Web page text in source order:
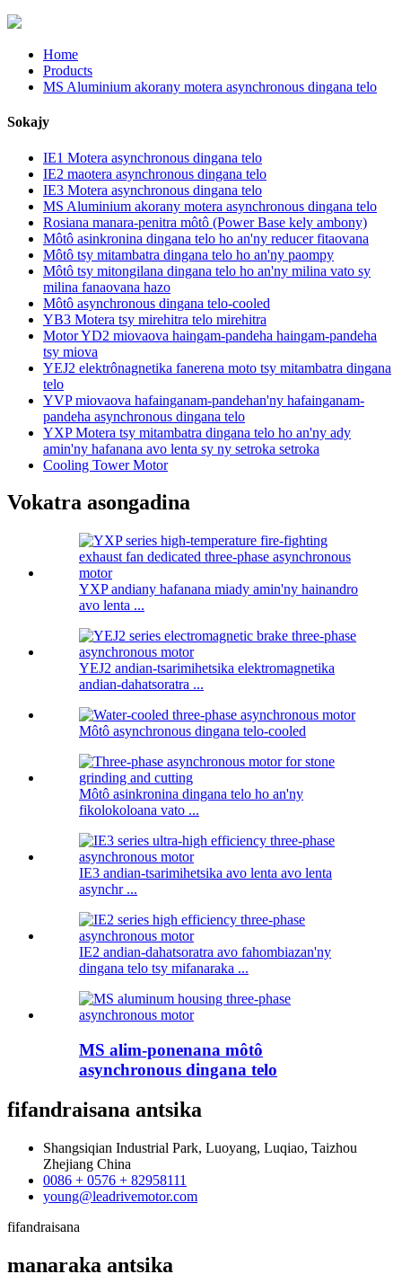
Home
Products
MS Aluminium akorany motera asynchronous dingana telo
Sokajy
IE1 Motera asynchronous dingana telo
IE2 maotera asynchronous dingana telo
IE3 Motera asynchronous dingana telo
MS Aluminium akorany motera asynchronous dingana telo
Rosiana manara-penitra môtô (Power Base kely ambony)
Môtô asinkronina dingana telo ho an'ny reducer fitaovana
Môtô tsy mitambatra dingana telo ho an'ny paompy
Môtô tsy mitongilana dingana telo ho an'ny milina vato sy
milina fanaovana hazo
Môtô asynchronous dingana telo-cooled
YB3 Motera tsy mirehitra telo mirehitra
Motor YD2 miovaova haingam-pandeha haingam-pandeha
tsy miova
YEJ2 elektrônagnetika fanerena moto tsy mitambatra dingana
telo
YVP miovaova hafainganam-pandehan'ny hafainganam-
pandeha asynchronous dingana telo
YXP Motera tsy mitambatra dingana telo ho an'ny ady
amin'ny hafanana avo lenta sy ny setroka setroka
Cooling Tower Motor
Vokatra asongadina
YXP andiany hafanana miady amin'ny hainandro
avo lenta ...
YEJ2 andian-tsarimihetsika elektromagnetika
andian-dahatsoratra ...
Môtô asynchronous dingana telo-cooled
Môtô asinkronina dingana telo ho an'ny
fikolokoloana vato ...
IE3 andian-tsarimihetsika avo lenta avo lenta
asynchr ...
IE2 andian-dahatsoratra avo fahombiazan'ny
dingana telo tsy mifanaraka ...
MS alim-ponenana môtô
asynchronous dingana telo
fifandraisana antsika
Shangsiqian Industrial Park, Luoyang, Luqiao, Taizhou
Zhejiang China
0086 + 0576 + 82958111
young@leadrivemotor.com
fifandraisana
manaraka antsika